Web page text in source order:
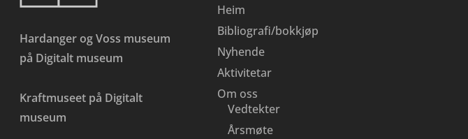
Hardanger og Voss museum
på Digitalt museum
Kraftmuseet på Digitalt
museum
Heim
Bibliografi/bokkjøp
Nyhende
Aktivitetar
Om oss
Vedtekter
Årsmøte